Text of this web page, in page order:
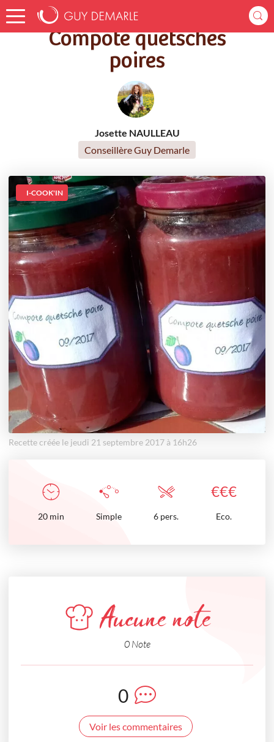
Accueil Recettes Compote quetsches poires
Compote quetsches
poires
Josette NAULLEAU
Conseillère Guy Demarle
I-COOK'IN
Recette créée le jeudi 21 septembre 2017 à 16h26
€€€
20 min Simple 6 pers. Eco.
Aucune note
0 Note
0
Voir les commentaires